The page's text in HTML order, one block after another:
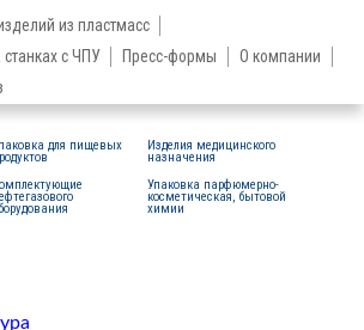
из пластмасс
с ЧПУ
Пресс-формы
О компании
для пищевых Изделия медицинского
назначения
Упаковка парфюмерно-
косметическая, бытовой
химии